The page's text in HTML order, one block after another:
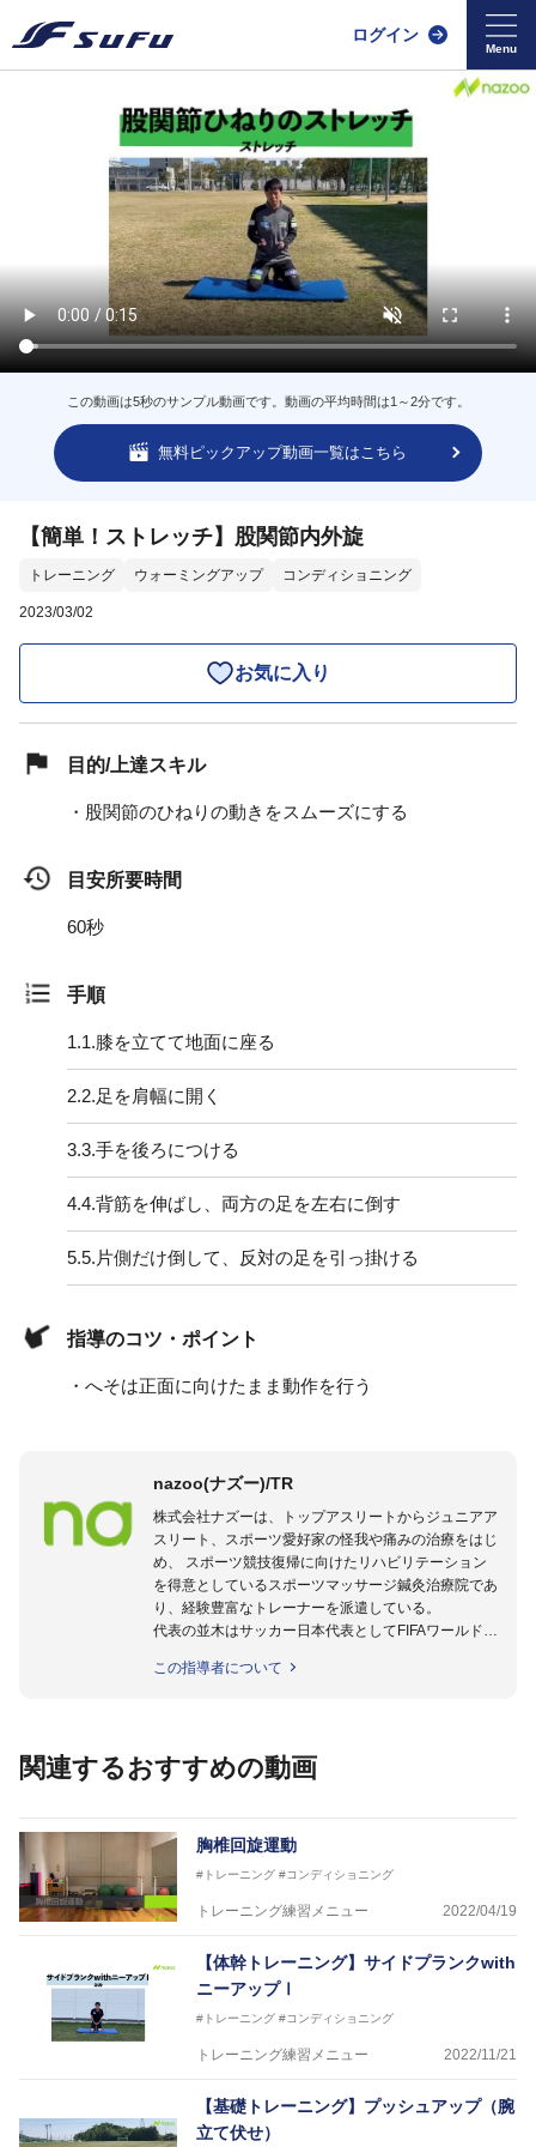
ログイン
この動画は5秒のサンプル動画です。動画の平均時間は1～2分です。
無料ピックアップ動画一覧はこちら
【簡単！ストレッチ】股関節内外旋
トレーニング ウォーミングアップ コンディショニング
2023/03/02
お気に入り
目的/上達スキル
・股関節のひねりの動きをスムーズにする
目安所要時間
60秒
手順
1.1.膝を立てて地面に座る
2.2.足を肩幅に開く
3.3.手を後ろにつける
4.4.背筋を伸ばし、両方の足を左右に倒す
5.5.片側だけ倒して、反対の足を引っ掛ける
指導のコツ・ポイント
・へそは正面に向けたまま動作を行う
nazoo(ナズー)/TR
株式会社ナズーは、トップアスリートからジュニアア
スリート、スポーツ愛好家の怪我や痛みの治療をはじ
め、 スポーツ競技復帰に向けたリハビリテーション
を得意としているスポーツマッサージ鍼灸治療院であ
り、経験豊富なトレーナーを派遣している。
代表の並木はサッカー日本代表としてFIFAワールドカ
のほかU-23日本代表のアスレティックトレーナーと
世代のサッカーを中心に、WJBL、社会人ラグビー、
を派遣している。
さらには講演会やセミナー、専門学校などの教育機関
に講師を派遣するなど後進育成にも力を入れている。
「一人一人の健康な人生をサポートする」を企業理念
として掲げ、世の中の人々の『健康』をあらゆる方向
からサポートし、一人一人の「楽しく、豊かに、生き
生きと」生きる、そんな『健康な人生』をサポートし
ている。
この指導者について
関連するおすすめの動画
胸椎回旋運動
#トレーニング #コンディショニング
トレーニング練習メニュー 2022/04/19
【体幹トレーニング】サイドプランクwith
ニーアップⅠ
#トレーニング #コンディショニング
トレーニング練習メニュー 2022/11/21
【基礎トレーニング】プッシュアップ（腕
立て伏せ）